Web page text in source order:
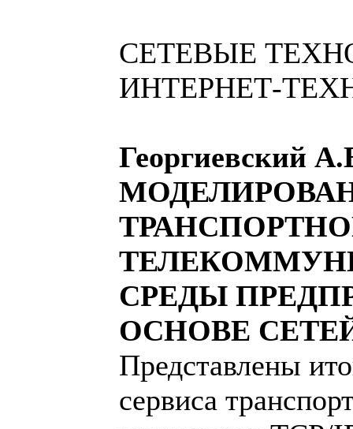
СЕТЕВЫЕ
ИНТЕРНЕТ-
Георгиевский
СРЕДЫ
ОСНОВЕ
Представлены
сервиса